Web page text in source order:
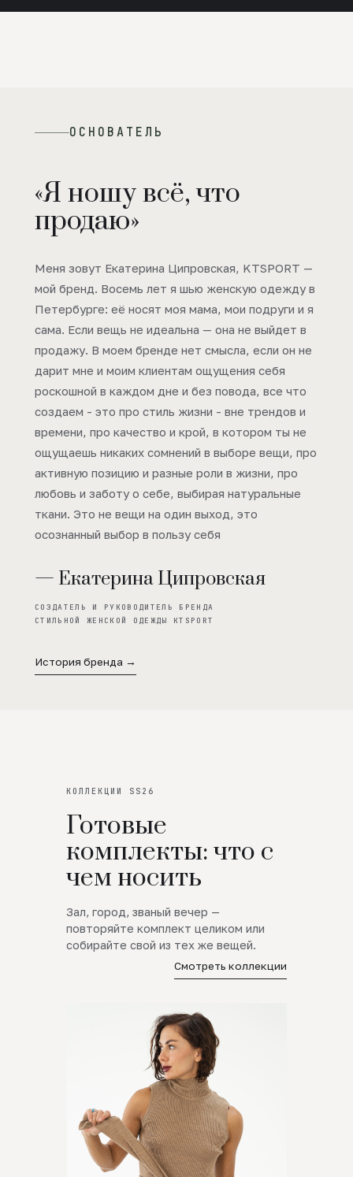
ОСНОВАТЕЛЬ
«Я ношу всё, что
продаю»
Меня зовут Екатерина Ципровская, KTSPORT —
мой бренд. Восемь лет я шью женскую одежду в
Петербурге: её носят моя мама, мои подруги и я
сама. Если вещь не идеальна — она не выйдет в
продажу. В моем бренде нет смысла, если он не
дарит мне и моим клиентам ощущения себя
роскошной в каждом дне и без повода, все что
создаем - это про стиль жизни - вне трендов и
времени, про качество и крой, в котором ты не
ощущаешь никаких сомнений в выборе вещи, про
активную позицию и разные роли в жизни, про
любовь и заботу о себе, выбирая натуральные
ткани. Это не вещи на один выход, это
осознанный выбор в пользу себя
— Екатерина Ципровская
СОЗДАТЕЛЬ И РУКОВОДИТЕЛЬ БРЕНДА
СТИЛЬНОЙ ЖЕНСКОЙ ОДЕЖДЫ KTSPORT
История бренда →
КОЛЛЕКЦИИ SS26
Готовые
комплекты: что с
чем носить
Зал, город, званый вечер —
повторяйте комплект целиком или
собирайте свой из тех же вещей.
Смотреть коллекции